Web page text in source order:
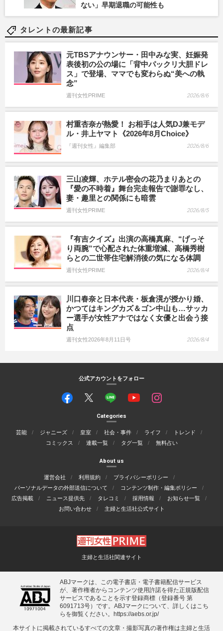
ない」早期退職の可能性も
タレントの最新記事
元TBSアナウンサー・田中みな実、妊娠発
表後初の公の場に「背中パックリ大胆ドレ
ス」で登場、ママでも変わらぬ“美への執
念”
週刊女性PRIME 2026/8/6
村重杏奈が熱愛！ お相手は人気DJ兼モデ
ル・井上ヤマト《2026年8月Choice》
『週刊女性』編集部 2026/8/6
三山凌輝、ホテル密会の花乃まりあとの
『愛の不時着』舞台完走報告で謝罪なし、
妻・趣里との関係にも暗雲
週刊女性PRIME 2026/8/5
『有吉クイズ』出演の高橋真麻、“げっそ
り両腕”で心配された体重増減、高橋秀樹
らとの二世帯住宅解消後の気になる体調
週刊女性PRIME 2026/8/4
川口春奈と日本代表・板倉滉が授かり婚、
かつてはキングカズ＆ゴン中山も…サッカ
ー選手が女性アナではなく女優と出会う接
点
週刊女性2026年8月11日号 2026/8/4
公式アカウントをフォロー
Categories
芸能 ジャニーズ 皇室 社会・事件 ライフ
トレンド
コミックス
連載一覧 タグ一覧 無料占い
About us
運営会社 利用規約
プライバシーポリシー
パーソナルデータの外部送信について
コンテンツ制作・編集ポリシー
広告掲載
ニュース提供先 タレコミ 採用情報
お知らせ一覧
お問い合わせ
主婦と生活社公式サイト
主婦と生活社関連サイト
ABJマークは、この電子書店・電子書籍配信サービス
が、著作権者からコンテンツ使用許諾を得た正規版配信
サービスであることを示す登録商標（登録番号 第
6091713号）です。ABJマークについて、詳しくはこち
らを御覧ください。 https://aebs.or.jp/
本サイトに掲載されているすべての⽂章・撮影写真の著作権は主婦と⽣活